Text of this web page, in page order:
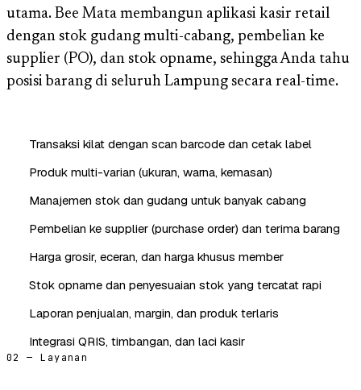
utama. Bee Mata membangun aplikasi kasir retail
dengan stok gudang multi-cabang, pembelian ke
supplier (PO), dan stok opname, sehingga Anda tahu
posisi barang di seluruh Lampung secara real-time.
Transaksi kilat dengan scan barcode dan cetak label
Produk multi-varian (ukuran, warna, kemasan)
Manajemen stok dan gudang untuk banyak cabang
Pembelian ke supplier (purchase order) dan terima barang
Harga grosir, eceran, dan harga khusus member
Stok opname dan penyesuaian stok yang tercatat rapi
Laporan penjualan, margin, dan produk terlaris
Integrasi QRIS, timbangan, dan laci kasir
02 — Layanan